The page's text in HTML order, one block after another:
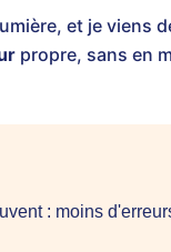
et je viens
propre, sans en
: moins